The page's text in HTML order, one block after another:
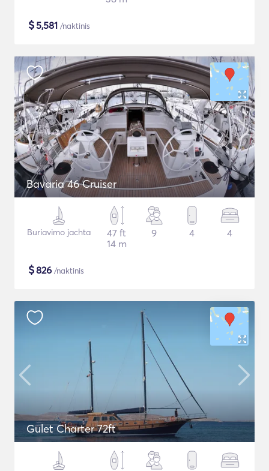
$5,581 /naktinis
Bavaria 46 Cruiser
Buriavimo jachta
47 ft
14 m
9 4 4
$826 /naktinis
Gulet Charter 72ft